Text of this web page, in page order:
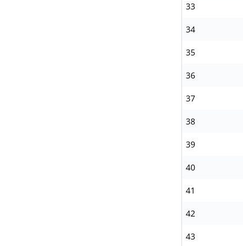
33
34
35
36
37
38
39
40
41
42
43